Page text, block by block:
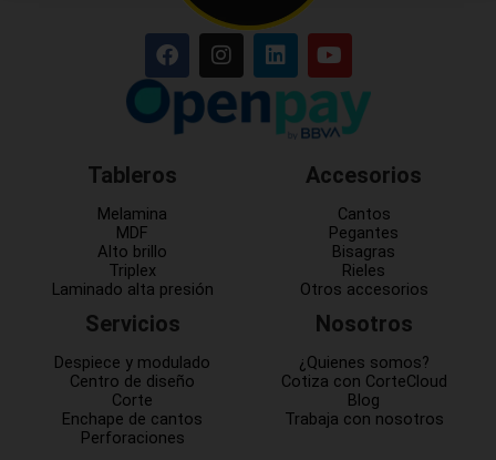
Tableros
Melamina
MDF
Alto brillo
Triplex
Laminado alta presión
Servicios
Despiece y modulado
Centro de diseño
Corte
Enchape de cantos
Perforaciones
Accesorios
Cantos
Pegantes
Bisagras
Rieles
Otros accesorios
Nosotros
¿Quienes somos?
Cotiza con CorteCloud
Blog
Trabaja con nosotros